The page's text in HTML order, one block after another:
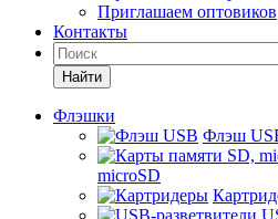
Приглашаем оптовиков
Контакты
Найти
Флэшки
Флэш
microSD